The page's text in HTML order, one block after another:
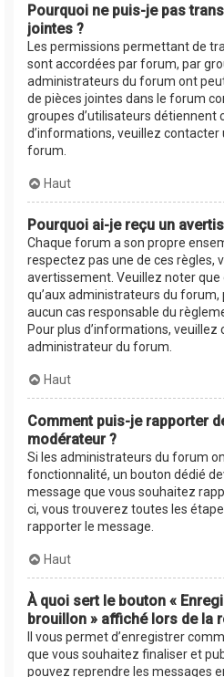
Pourquoi ne puis-je pas
jointes ?
Les permissions permettant de
sont accordées par forum, par
administrateurs du forum ont
de pièces jointes dans le forum
groupes d’utilisateurs détiennent
d’informations, veuillez
forum.
Haut
Pourquoi ai-je reçu un
Chaque forum a son propre
respectez pas une de ces règles,
avertissement. Veuillez noter que
qu’aux administrateurs du forum,
aucun cas responsable du
Pour plus d’informations, veuillez
administrateur du forum.
Haut
Comment puis-je rapporter
modérateur ?
Si les administrateurs du forum
fonctionnalité, un bouton dédié
message que vous souhaitez
ci, vous trouverez toutes les
rapporter le message.
Haut
À quoi sert le bouton «
brouillon » affiché lors de la
Il vous permet d’enregistrer
que vous souhaitez finaliser et
pouvez reprendre les messages